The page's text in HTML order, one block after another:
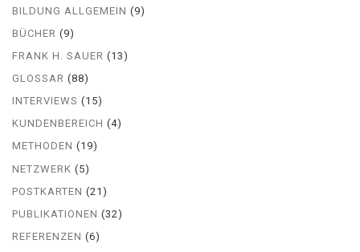
BILDUNG ALLGEMEIN (9)
BÜCHER (9)
FRANK H. SAUER (13)
GLOSSAR (88)
INTERVIEWS (15)
KUNDENBEREICH (4)
METHODEN (19)
NETZWERK (5)
POSTKARTEN (21)
PUBLIKATIONEN (32)
REFERENZEN (6)